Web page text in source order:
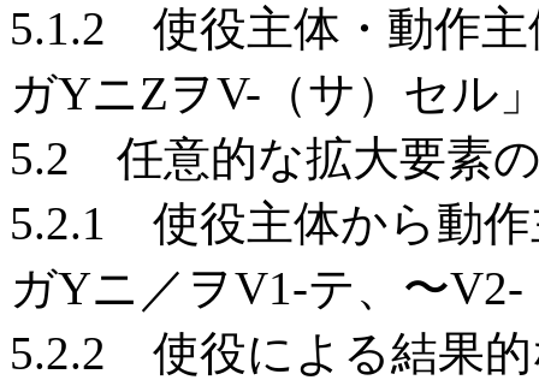
5.1.2 使役主体・動作
ガYニZヲV-（サ）セル
5.2 任意的な拡大要素
5.2.1 使役主体から動
ガYニ／ヲV1-テ、〜
5.2.2 使役による結果